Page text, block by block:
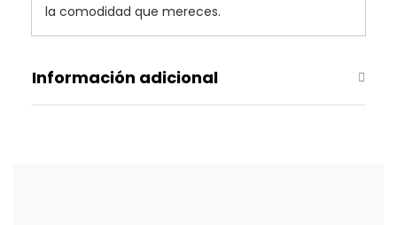
la comodidad que mereces.
Información adicional